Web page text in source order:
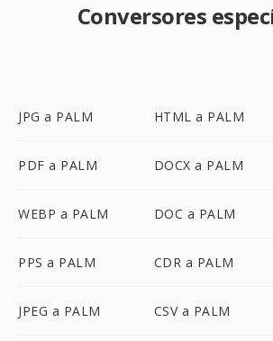
Conversores
JPG a PALM HTML a PALM
PDF a PALM DOCX a PALM
WEBP a PALM DOC a PALM
PPS a PALM CDR a PALM
JPEG a PALM CSV a PALM